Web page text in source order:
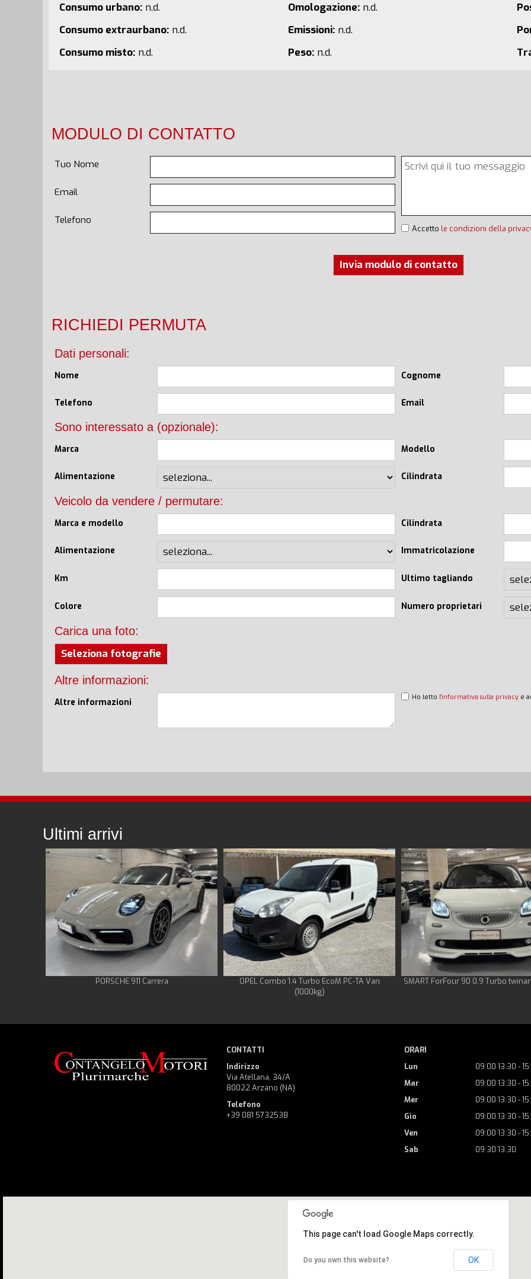
Consumo urbano:n.d.
Consumo extraurbano:n.d.
Consumo misto:n.d.
Omologazione:n.d.
Emissioni:n.d.
Peso:n.d.
MODULO DI CONTATTO
Tuo Nome
Email
Telefono
Accetto le condizioni della
Invia modulo di contatto
RICHIEDI PERMUTA
Dati personali:
Nome Cognome
Telefono Email
Sono interessato a (opzionale):
Marca Modello
Alimentazione Cilindrata
Veicolo da vendere / permutare:
Marca e modello Cilindrata
Alimentazione Immatricolazione
Km Ultimo tagliando
Colore Numero proprietari
Carica una foto:
Seleziona fotografie
Altre informazioni:
Altre informazioni Ho letto l'informativa sulla privacy e
Ultimi arrivi
PORSCHE 911 Carrera
OPEL Combo 1.4 Turbo EcoM PC-TA Van
(1000kg)
SMART ForFour 90 0.9 Turbo
CONTATTI
Indirizzo
Via Atellana, 34/A
80022 Arzano (NA)
Telefono
+39 081 5732538
ORARI
Lun
09:00 13:30 -
Mar
09:00 13:30 -
Mer
09:00 13:30 -
Gio
09:00 13:30 -
Ven
09:00 13:30 -
Sab
09:30 13:30
This page can't load Google Maps correctly.
Do you own this website? OK